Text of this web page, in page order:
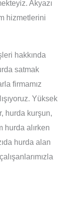
Akyazı
hizmetlerini
hakkında
satmak
firmamız
Yüksek
hurda kurşun,
hurda alırken
hurda alan